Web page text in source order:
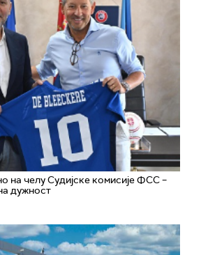
на челу Судијске комисије ФСС –
дужност